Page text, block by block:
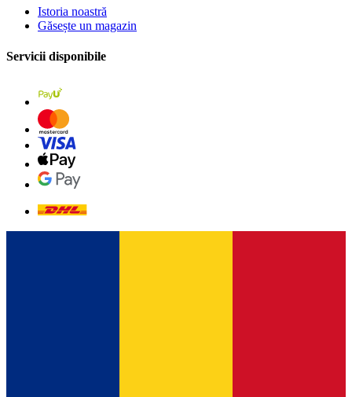
Istoria noastră
Găsește un magazin
Servicii disponibile